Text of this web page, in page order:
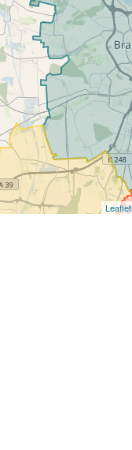
Leaflet